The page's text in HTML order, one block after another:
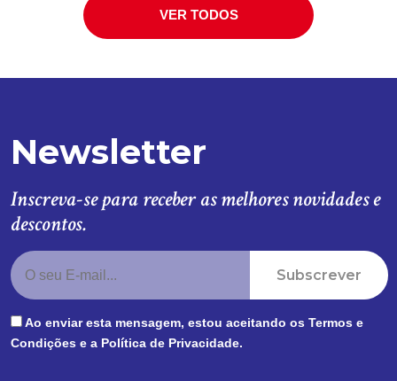
VER TODOS
Newsletter
Inscreva-se para receber as melhores novidades e
descontos.
Subscrever
Ao enviar esta mensagem, estou aceitando os Termos e
Condições e a Política de Privacidade.